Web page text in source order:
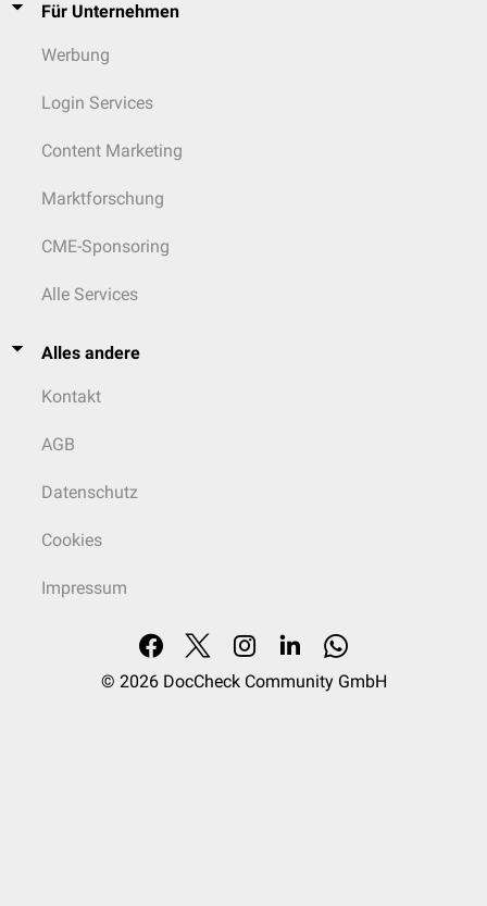
Für Unternehmen
Werbung
Login Services
Content Marketing
Marktforschung
CME-Sponsoring
Alle Services
Alles andere
Kontakt
AGB
Datenschutz
Cookies
Impressum
© 2026 DocCheck Community GmbH